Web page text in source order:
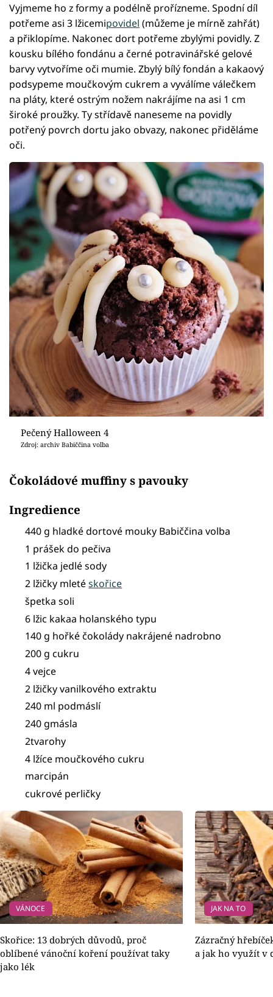
Vyjmeme ho z formy a podélně prořízneme. Spodní díl
potřeme asi 3 lžicemipovidel (můžeme je mírně zahřát)
a přiklopíme. Nakonec dort potřeme zbylými povidly. Z
kousku bílého fondánu a černé potravinářské gelové
barvy vytvoříme oči mumie. Zbylý bílý fondán a kakaový
podsypeme moučkovým cukrem a vyválíme válečkem
na pláty, které ostrým nožem nakrájíme na asi 1 cm
široké proužky. Ty střídavě naneseme na povidly
potřený povrch dortu jako obvazy, nakonec přiděláme
oči.
Pečený Halloween 4
Zdroj: archiv Babiččina volba
Čokoládové muffiny s pavouky
Ingredience
440 g hladké dortové mouky Babiččina volba
1 prášek do pečiva
1 lžička jedlé sody
2 lžičky mletéskořice
špetka soli
6 lžic kakaa holanského typu
140 g hořké čokolády nakrájené nadrobno
200 g cukru
4 vejce
2 lžičky vanilkového extraktu
240 ml podmáslí
240 gmásla
2tvarohy
4 lžíce moučkového cukru
marcipán
cukrové perličky
VÁNOCE
Skořice: 13 dobrých důvodů, proč
oblíbené vánoční koření používat taky
jako lék
JAK NA TO
Zázračný
a jak ho využít v